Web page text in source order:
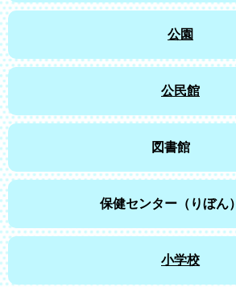
公園
公民館
図書館
保健センター（りぼん）
小学校